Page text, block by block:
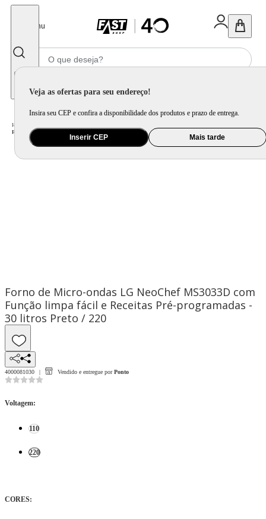
Menu
Veja as ofertas para seu endereço!
Insira seu CEP e confira a disponibilidade dos produtos e prazo de entrega.
Inserir CEP Mais tarde
Home
Forno de Micro-ondas LG NeoChef MS3033D com Função limpa fácil e Receitas Pré-programadas - 30 litros
Forno de Micro-ondas LG NeoChef MS3033D com
Função limpa fácil e Receitas Pré-programadas -
30 litros Preto / 220
4000081030 Vendido e entregue por Ponto
Voltagem:
110
220
CORES: